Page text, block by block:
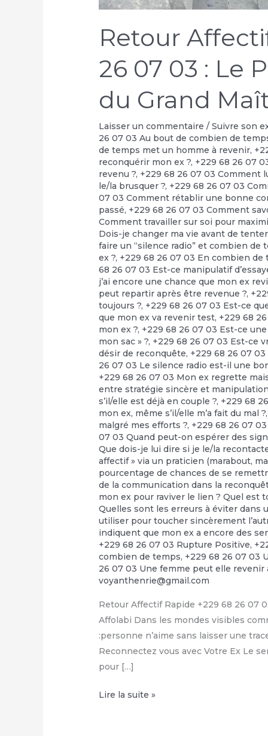
Retour
26 07 03 : Le
du Grand
Laisser un commentaire /Suivre son
26 07 03 Au bout de combien de
de temps met un homme à revenir,
reconquérir mon ex ?, +229 68 26 07
revenu ?, +229 68 26 07 03 Comment
le/la brusquer ?, +229 68 26 07 03
07 03 Comment rétablir une bonne
passé, +229 68 26 07 03 Comment
Comment travailler sur soi pour
Dois-je changer ma vie avant de
faire un “silence radio” et combien de
ex ?, +229 68 26 07 03 En combien
68 26 07 03 Est-ce manipulatif
j’ai encore une chance que mon ex
peut repartir après être revenue ?,
toujours ?, +229 68 26 07 03 Est-ce
que mon ex va revenir test, +229 68
mon ex ?, +229 68 26 07 03 Est-ce
mon sac » ?, +229 68 26 07 03 Est-ce
désir de reconquête, +229 68 26 07
26 07 03 Le silence radio est-il une
+229 68 26 07 03 Mon ex regrette
entre stratégie sincère et
s’il/elle est déjà en couple ?, +229 68
mon ex, même s’il/elle m’a fait du mal ?,
malgré mes efforts ?, +229 68 26 07
07 03 Quand peut-on espérer des
Que dois-je lui dire si je le/la
affectif » via un praticien (marabout,
pourcentage de chances de se
de la communication dans la
mon ex pour raviver le lien ? Quel est
Quelles sont les erreurs à éviter dans
utiliser pour toucher sincèrement
indiquent que mon ex a encore des
+229 68 26 07 03 Rupture Positive,
combien de temps, +229 68 26 07 03
26 07 03 Une femme peut elle revenir
voyanthenrie@gmail.com
Retour Affectif Rapide +229 68 26 07
Affolabi Dans les mondes visibles
:personne n’aime sans laisser une
Reconnectez vous avec Votre Ex Le
pour […]
Retour
Lire la suite »